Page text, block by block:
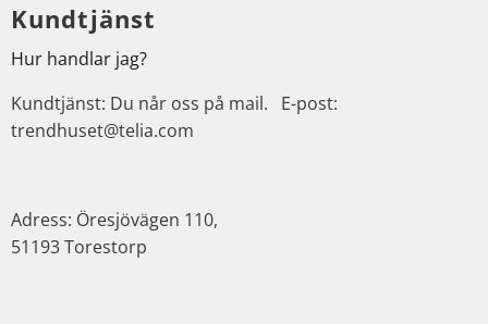
Kundtjänst
Hur handlar jag?
Kundtjänst: Du når oss på mail. E-post:
trendhuset@telia.com
Adress: Öresjövägen 110,
51193 Torestorp